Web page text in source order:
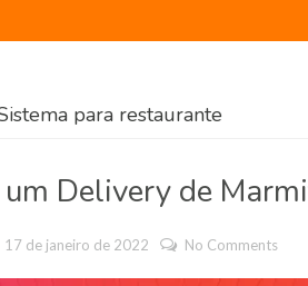
para restaurante
um Delivery de
17 de janeiro de 2022 No Comments